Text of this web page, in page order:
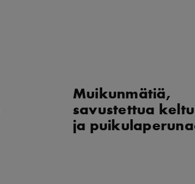
Muikunmätiä,
savustettua
ja